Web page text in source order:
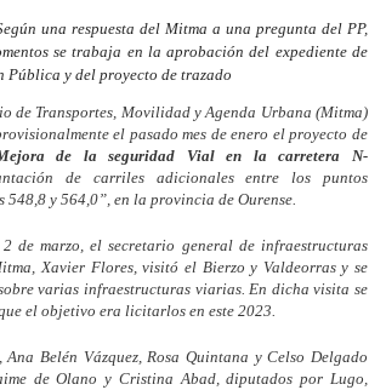
una respuesta del Mitma a una pregunta del PP,
se trabaja en la aprobación del expediente de
Pública y del proyecto de trazado
de Transportes, Movilidad y Agenda Urbana (Mitma)
el pasado mes de enero el proyecto de
de la seguridad Vial en la carretera N-
de carriles adicionales entre los puntos
548,8 y 564,0”, en la provincia de Ourense.
2 de marzo, el secretario general de infraestructuras
Xavier Flores, visitó el Bierzo y Valdeorras y se
varias infraestructuras viarias. En dicha visita se
el objetivo era licitarlos en este 2023.
Ana Belén Vázquez, Rosa Quintana y Celso Delgado
de Olano y Cristina Abad, diputados por Lugo,